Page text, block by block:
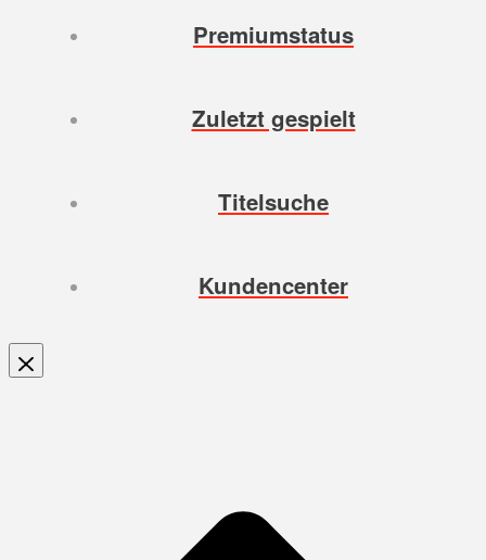
Premiumstatus
Zuletzt gespielt
Titelsuche
Kundencenter